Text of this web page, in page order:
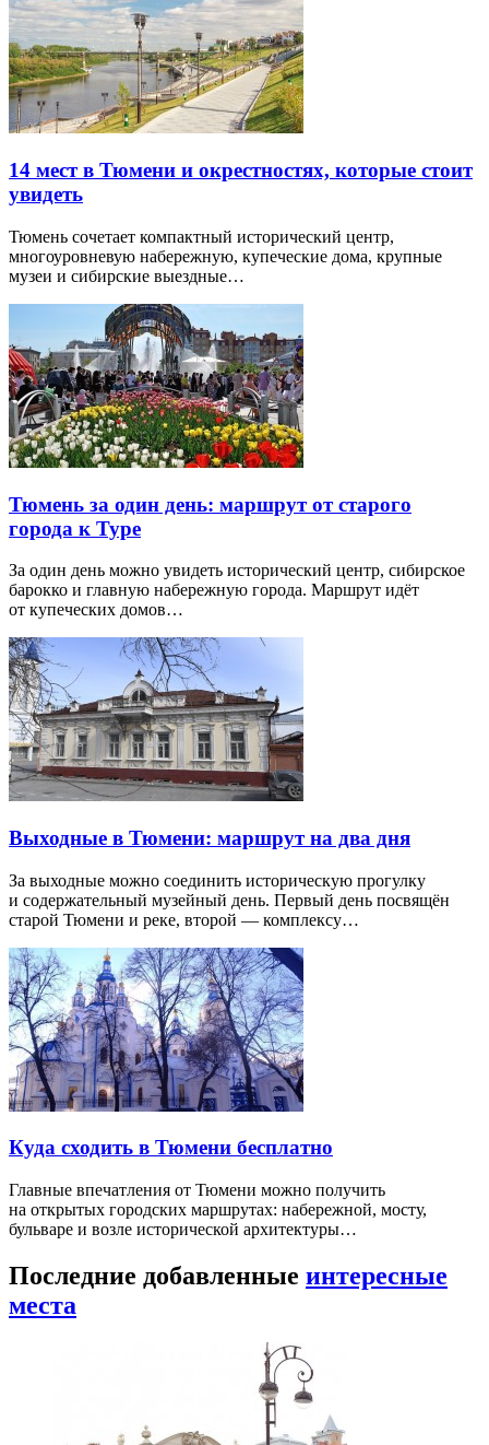
14 мест в Тюмени и окрестностях, которые стоит
увидеть
Тюмень сочетает компактный исторический центр,
многоуровневую набережную, купеческие дома, крупные
музеи и сибирские выездные…
Тюмень за один день: маршрут от старого
города к Туре
За один день можно увидеть исторический центр, сибирское
барокко и главную набережную города. Маршрут идёт
от купеческих домов…
Выходные в Тюмени: маршрут на два дня
За выходные можно соединить историческую прогулку
и содержательный музейный день. Первый день посвящён
старой Тюмени и реке, второй — комплексу…
Куда сходить в Тюмени бесплатно
Главные впечатления от Тюмени можно получить
на открытых городских маршрутах: набережной, мосту,
бульваре и возле исторической архитектуры…
Последние добавленные интересные
места